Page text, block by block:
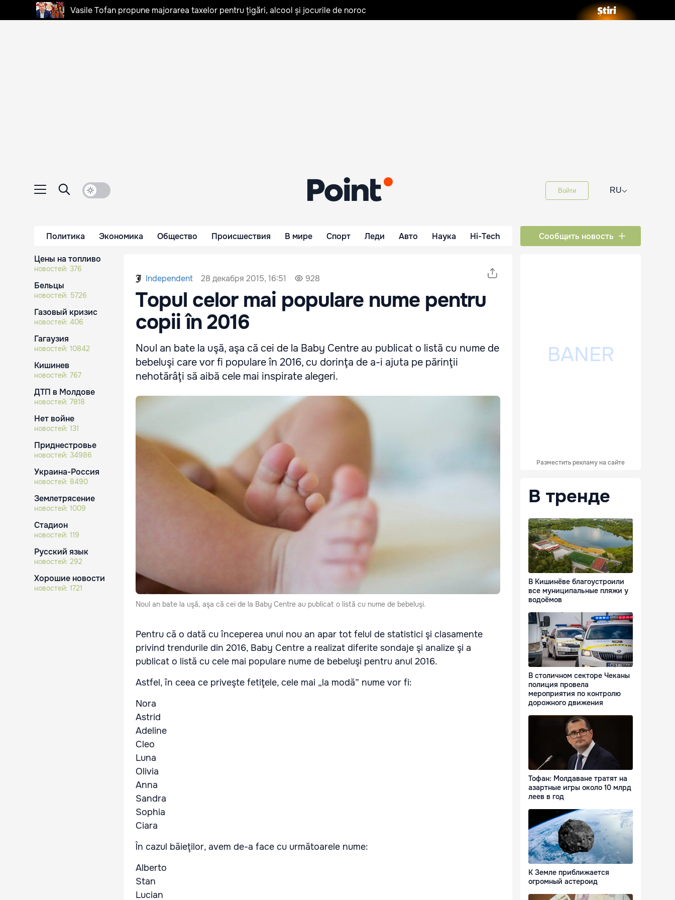
Vasile Tofan propune majorarea taxelor pentru țigări, alcool și jocurile de noroc
Войти RU⌵
Политика Экономика Общество Происшествия В мире Спорт Леди Авто Наука Hi-Tech Сообщить новость
Цены на топливо
новостей: 376
Бельцы
новостей: 5726
Газовый кризис
новостей: 406
Гагаузия
новостей: 10842
Кишинев
новостей: 767
ДТП в Молдове
новостей: 7818
Нет войне
новостей: 131
Приднестровье
новостей: 34986
Украина-Россия
новостей: 8490
Землетрясение
новостей: 1009
Стадион
новостей: 119
Русский язык
новостей: 292
Хорошие новости
новостей: 1721
Independent 28 декабря 2015, 16:51 928
Topul celor mai populare nume pentru
copii în 2016
Noul an bate la uşă, aşa că cei de la Baby Centre au publicat o listă cu nume de
bebeluşi care vor fi populare în 2016, cu dorinţa de a-i ajuta pe părinţii
nehotărâţi să aibă cele mai inspirate alegeri.
Noul an bate la uşă, aşa că cei de la Baby Centre au publicat o listă cu nume de bebeluşi.
Pentru că o dată cu începerea unui nou an apar tot felul de statistici şi clasamente
privind trendurile din 2016, Baby Centre a realizat diferite sondaje şi analize şi a
publicat o listă cu cele mai populare nume de bebeluşi pentru anul 2016.
Astfel, în ceea ce priveşte fetiţele, cele mai „la modă” nume vor fi:
Nora
Astrid
Adeline
Cleo
Luna
Olivia
Anna
Sandra
Sophia
Ciara
În cazul băieţilor, avem de-a face cu următoarele nume:
Alberto
Stan
Lucian
Разместить рекламу на сайте
В тренде
В Кишинёве благоустроили
все муниципальные пляжи у
водоёмов
В столичном секторе Чеканы
полиция провела
мероприятия по контролю
дорожного движения
Тофан: Молдаване тратят на
азартные игры около 10 млрд
леев в год
К Земле приближается
огромный астероид